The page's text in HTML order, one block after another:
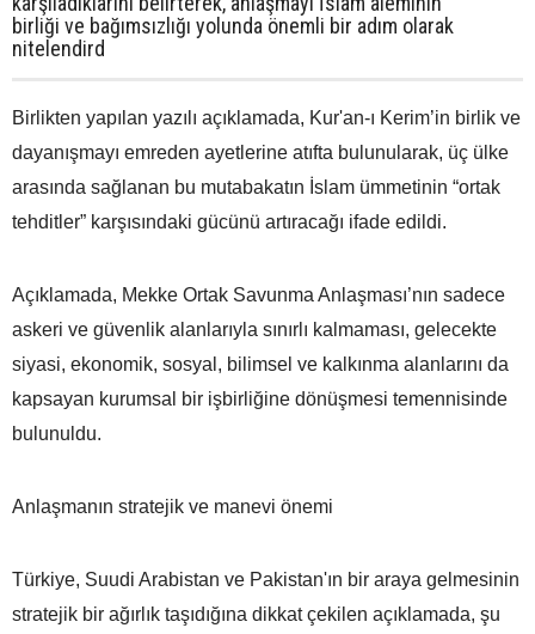
birliği ve bağımsızlığı yolunda önemli bir adım olarak
nitelendird
Birlikten yapılan yazılı açıklamada, Kur'an-ı Kerim’in birlik ve
dayanışmayı emreden ayetlerine atıfta bulunularak, üç ülke
arasında sağlanan bu mutabakatın İslam ümmetinin “ortak
tehditler” karşısındaki gücünü artıracağı ifade edildi.
Açıklamada, Mekke Ortak Savunma Anlaşması’nın sadece
askeri ve güvenlik alanlarıyla sınırlı kalmaması, gelecekte
siyasi, ekonomik, sosyal, bilimsel ve kalkınma alanlarını da
kapsayan kurumsal bir işbirliğine dönüşmesi temennisinde
bulunuldu.
Anlaşmanın stratejik ve manevi önemi
Türkiye, Suudi Arabistan ve Pakistan'ın bir araya gelmesinin
stratejik bir ağırlık taşıdığına dikkat çekilen açıklamada, şu